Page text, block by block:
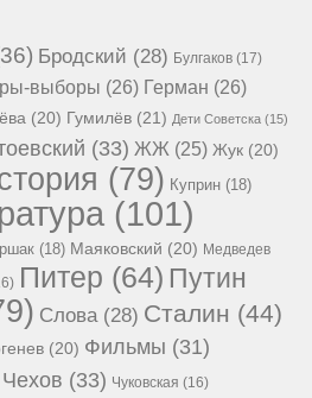
Бродский (28) Булгаков (17)
выборы (26) Герман (26)
(20) Гумилёв (21) Дети Советска (15)
(33) ЖЖ (25) Жук (20)
(79) Куприн (18)
(101)
(18) Маяковский (20) Медведев
Питер (64) Путин
Слова (28) Сталин (44)
(20) Фильмы (31)
Чехов (33) Чуковская (16)